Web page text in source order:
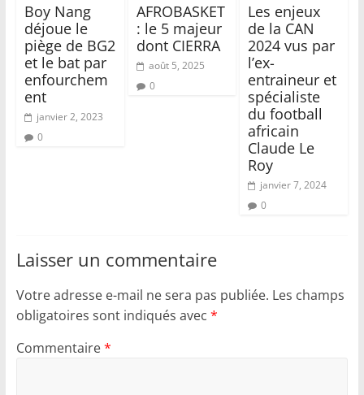
Boy Nang
déjoue le
piège de BG2
et le bat par
enfourchem
ent
janvier 2, 2023
0
AFROBASKET
: le 5 majeur
dont CIERRA
août 5, 2025
0
Les enjeux
de la CAN
2024 vus par
l’ex-
entraineur et
spécialiste
du football
africain
Claude Le
Roy
janvier 7, 2024
0
Laisser un commentaire
Votre adresse e-mail ne sera pas publiée. Les champs
obligatoires sont indiqués avec *
Commentaire*